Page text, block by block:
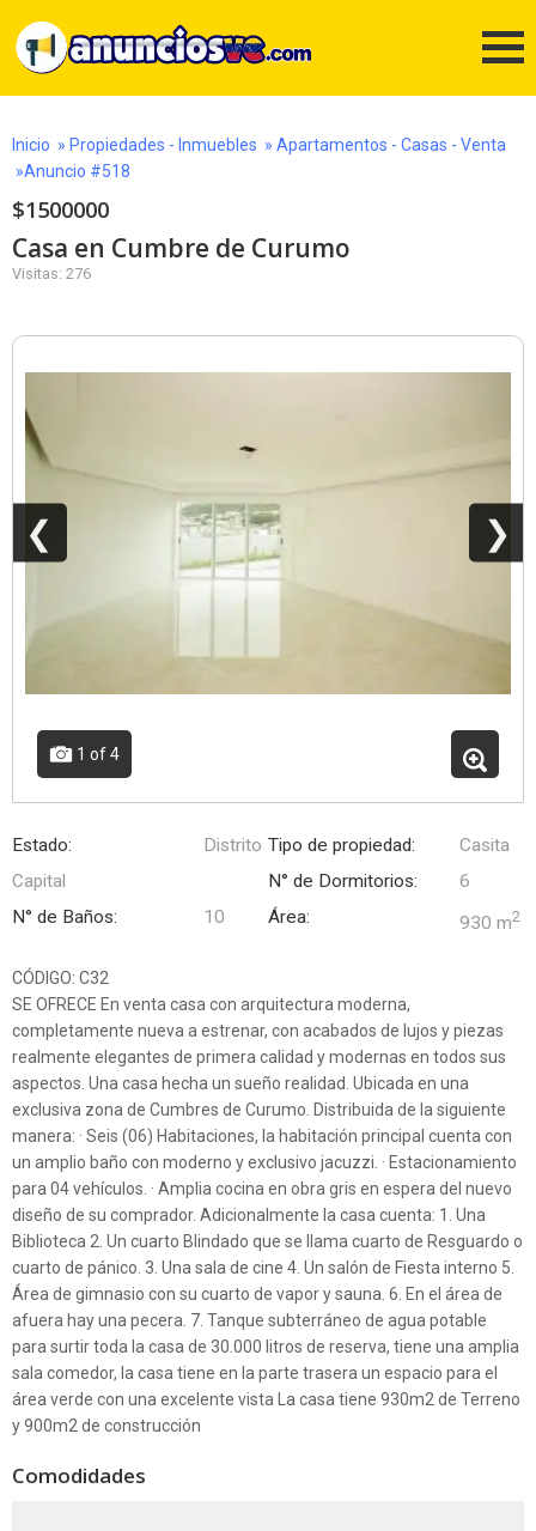
Inicio » Propiedades - Inmuebles » Apartamentos - Casas - Venta
»Anuncio #518
$1500000
Casa en Cumbre de Curumo
Visitas: 276
❮ ❯
1 of 4
Estado:
Distrito
Capital
Tipo de propiedad:
Casita
N° de Dormitorios:
6
N° de Baños:
10 Área: 930 m2
CÓDIGO: C32
SE OFRECE En venta casa con arquitectura moderna,
completamente nueva a estrenar, con acabados de lujos y piezas
realmente elegantes de primera calidad y modernas en todos sus
aspectos. Una casa hecha un sueño realidad. Ubicada en una
exclusiva zona de Cumbres de Curumo. Distribuida de la siguiente
manera: · Seis (06) Habitaciones, la habitación principal cuenta con
un amplio baño con moderno y exclusivo jacuzzi. · Estacionamiento
para 04 vehículos. · Amplia cocina en obra gris en espera del nuevo
diseño de su comprador. Adicionalmente la casa cuenta: 1. Una
Biblioteca 2. Un cuarto Blindado que se llama cuarto de Resguardo o
cuarto de pánico. 3. Una sala de cine 4. Un salón de Fiesta interno 5.
Área de gimnasio con su cuarto de vapor y sauna. 6. En el área de
afuera hay una pecera. 7. Tanque subterráneo de agua potable
para surtir toda la casa de 30.000 litros de reserva, tiene una amplia
sala comedor, la casa tiene en la parte trasera un espacio para el
área verde con una excelente vista La casa tiene 930m2 de Terreno
y 900m2 de construcción
Comodidades